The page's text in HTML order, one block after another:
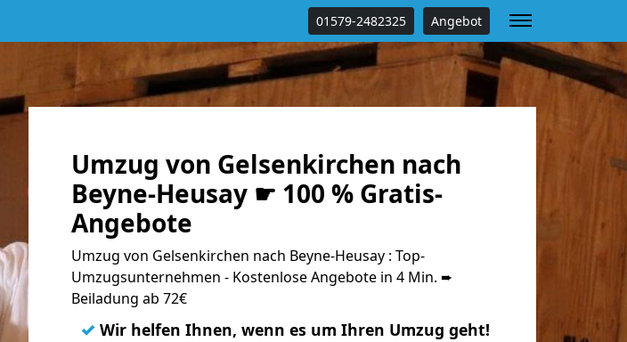
01579-2482325 Angebot
Umzug von Gelsenkirchen nach
Beyne-Heusay ☛ 100 % Gratis-
Angebote
Umzug von Gelsenkirchen nach Beyne-Heusay : Top-
Umzugsunternehmen - Kostenlose Angebote in 4 Min. ➨
Beiladung ab 72€
✓ Wir helfen Ihnen, wenn es um Ihren Umzug geht!